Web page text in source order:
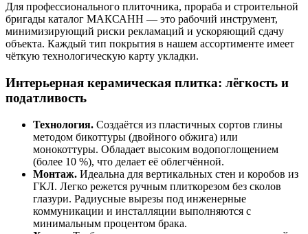
Для профессионального плиточника, прораба и строительной
бригады каталог МАКСАНН — это рабочий инструмент,
минимизирующий риски рекламаций и ускоряющий сдачу
объекта. Каждый тип покрытия в нашем ассортименте имеет
чёткую технологическую карту укладки.
Интерьерная керамическая плитка: лёгкость и
податливость
Технология. Создаётся из пластичных сортов глины
методом бикоттуры (двойного обжига) или
монокоттуры. Обладает высоким водопоглощением
(более 10 %), что делает её облегчённой.
Монтаж. Идеальна для вертикальных стен и коробов из
ГКЛ. Легко режется ручным плиткорезом без сколов
глазури. Радиусные вырезы под инженерные
коммуникации и инсталляции выполняются с
минимальным процентом брака.